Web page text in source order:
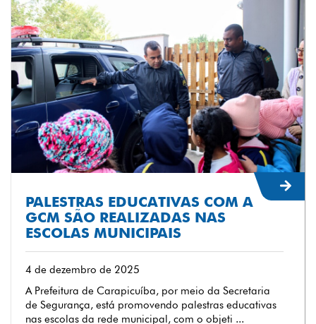
PALESTRAS EDUCATIVAS COM A
GCM SÃO REALIZADAS NAS
ESCOLAS MUNICIPAIS
4 de dezembro de 2025
A Prefeitura de Carapicuíba, por meio da Secretaria
de Segurança, está promovendo palestras educativas
nas escolas da rede municipal, com o objeti ...